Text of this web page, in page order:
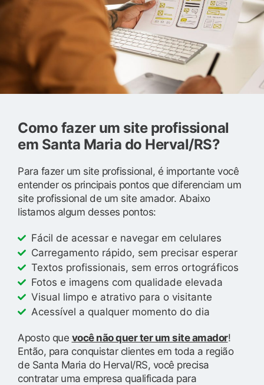
Como fazer um site profissional
em Santa Maria do Herval/RS?
Para fazer um site profissional, é importante você
entender os principais pontos que diferenciam um
site profissional de um site amador. Abaixo
listamos algum desses pontos:
Fácil de acessar e navegar em celulares
Carregamento rápido, sem precisar esperar
Textos profissionais, sem erros ortográficos
Fotos e imagens com qualidade elevada
Visual limpo e atrativo para o visitante
Acessível a qualquer momento do dia
Aposto que você não quer ter um site amador!
Então, para conquistar clientes em toda a região
de Santa Maria do Herval/RS, você precisa
contratar uma empresa qualificada para